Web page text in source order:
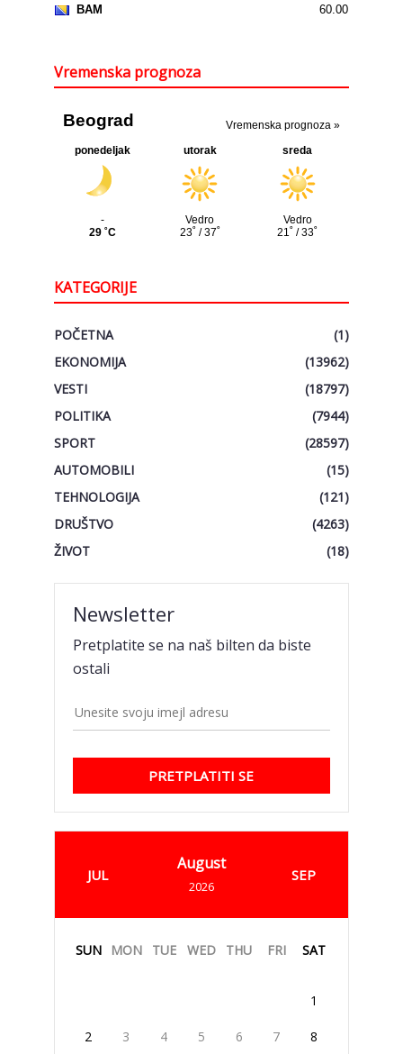
Vremenska prognoza
KATEGORIJE
POČETNA
(1)
EKONOMIJA
(13962)
VESTI
(18797)
POLITIKA
(7944)
SPORT
(28597)
AUTOMOBILI
(15)
TEHNOLOGIJA
(121)
DRUŠTVO
(4263)
ŽIVOT
(18)
Newsletter
Pretplatite se na naš bilten da biste
ostali
PRETPLATITI SE
JUL
August
2026
SEP
SUN MON TUE WED THU FRI SAT
1
2 3 4 5 6 7 8